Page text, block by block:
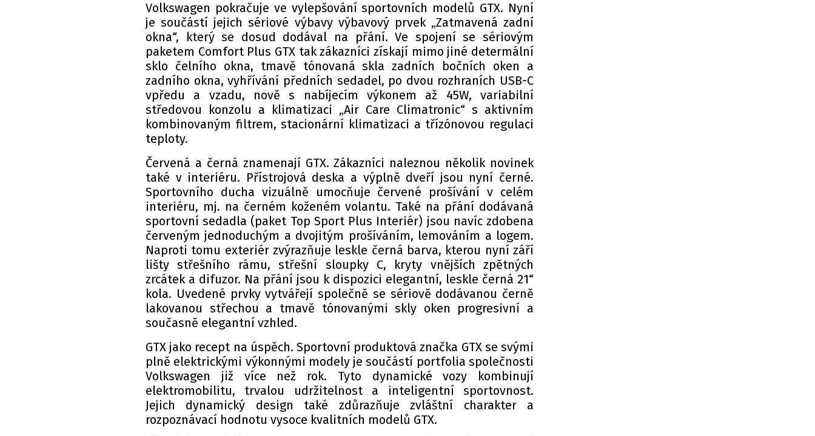
Volkswagen pokračuje ve vylepšování sportovních modelů GTX. Nyní
je součástí jejich sériové výbavy výbavový prvek „Zatmavená zadní
okna“, který se dosud dodával na přání. Ve spojení se sériovým
paketem Comfort Plus GTX tak zákazníci získají mimo jiné determální
sklo čelního okna, tmavě tónovaná skla zadních bočních oken a
zadního okna, vyhřívání předních sedadel, po dvou rozhraních USB-C
vpředu a vzadu, nově s nabíjecím výkonem až 45W, variabilní
středovou konzolu a klimatizaci „Air Care Climatronic“ s aktivním
kombinovaným filtrem, stacionární klimatizaci a třízónovou regulaci
teploty.
Červená a černá znamenají GTX. Zákazníci naleznou několik novinek
také v interiéru. Přístrojová deska a výplně dveří jsou nyní černé.
Sportovního ducha vizuálně umocňuje červené prošívání v celém
interiéru, mj. na černém koženém volantu. Také na přání dodávaná
sportovní sedadla (paket Top Sport Plus Interiér) jsou navíc zdobena
červeným jednoduchým a dvojitým prošíváním, lemováním a logem.
Naproti tomu exteriér zvýrazňuje leskle černá barva, kterou nyní září
lišty střešního rámu, střešní sloupky C, kryty vnějších zpětných
zrcátek a difuzor. Na přání jsou k dispozici elegantní, leskle černá 21“
kola. Uvedené prvky vytvářejí společně se sériově dodávanou černě
lakovanou střechou a tmavě tónovanými skly oken progresivní a
současně elegantní vzhled.
GTX jako recept na úspěch. Sportovní produktová značka GTX se svými
plně elektrickými výkonnými modely je součástí portfolia společnosti
Volkswagen již více než rok. Tyto dynamické vozy kombinují
elektromobilitu, trvalou udržitelnost a inteligentní sportovnost.
Jejich dynamický design také zdůrazňuje zvláštní charakter a
rozpoznávací hodnotu vysoce kvalitních modelů GTX.